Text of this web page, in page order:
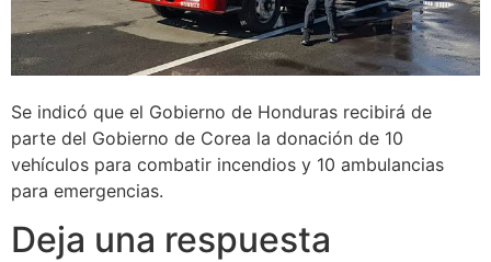
Se indicó que el Gobierno de Honduras recibirá de
parte del Gobierno de Corea la donación de 10
vehículos para combatir incendios y 10 ambulancias
para emergencias.
Deja una respuesta